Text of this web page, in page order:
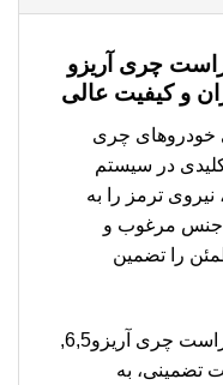
چری آریزو
خودروهای چری
قطعه‌ای کلیدی در سیستم
ترمز را به
جنس مرغوب و
را تضمین
برای خرید سیلندر ترمز چرخ جلو راست چری آریزو6,5,
تضمینی، به